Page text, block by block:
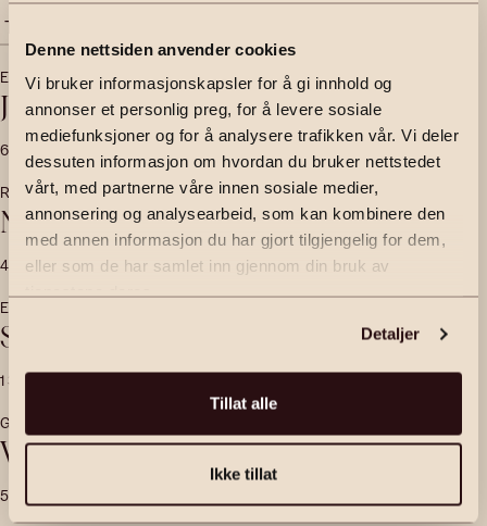
Denne nettsiden anvender cookies
Vi bruker informasjonskapsler for å gi innhold og
annonser et personlig preg, for å levere sosiale
mediefunksjoner og for å analysere trafikken vår. Vi deler
dessuten informasjon om hvordan du bruker nettstedet
vårt, med partnerne våre innen sosiale medier,
annonsering og analysearbeid, som kan kombinere den
med annen informasjon du har gjort tilgjengelig for dem,
eller som de har samlet inn gjennom din bruk av
tjenestene deres.
Detaljer
Tillat alle
Ikke tillat
Til salgs
EIDSVOLL
Jonsbråtavegen 55
68 m² 2 200 000 ,- soverom
Fritidseiendom
RÅHOLT
Nedre Grindaveg 117
48 m²3 190 000,-1 soveromEierseksjon
EIDSVOLL
Styrikroken 1
1 390 000
GJERDRUM
Vestbyvegen 25 og 27
533